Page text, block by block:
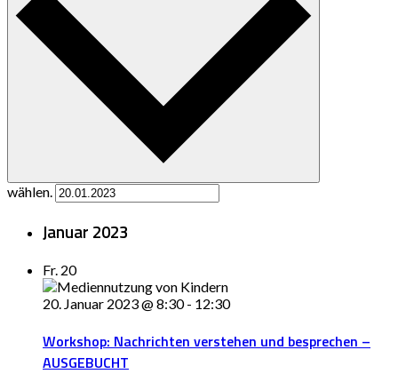
wählen.
Januar 2023
Fr. 20
20. Januar 2023 @ 8:30- 12:30
Workshop: Nachrichten verstehen und besprechen –
AUSGEBUCHT